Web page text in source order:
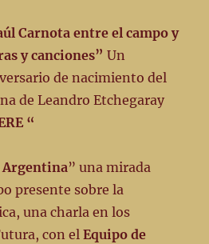
#
190
Carnota entre el campo y
y canciones” Un
de nacimiento del
de Leandro Etchegaray
“
Argentina” una mirada
presente sobre la
una charla en los
con elEquipo de